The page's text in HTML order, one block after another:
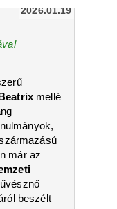
2026.01.19
mellé
már az
beszélt